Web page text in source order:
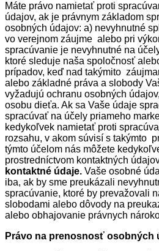
Máte právo namietať proti
údajov, ak je právnym základom
osobných údajov: a) nevyhnutné
vo verejnom záujme alebo pri
spracúvanie je nevyhnutné na
ktoré sleduje naša spoločnosť
prípadov, keď nad takýmito
alebo základné práva a slobody
vyžadujú ochranu osobných
osobu dieťa. Ak sa Vaše údaje
spracúvať na účely priameho
kedykoľvek namietať proti
rozsahu, v akom súvisí s takýmto
týmto účelom nás môžete
prostredníctvom kontaktných
kontaktné údaje. Vaše osobné
iba, ak by sme preukázali
spracúvanie, ktoré by prevažovali
slobodami alebo dôvody na
alebo obhajovanie právnych
Právo na prenosnosť osobných